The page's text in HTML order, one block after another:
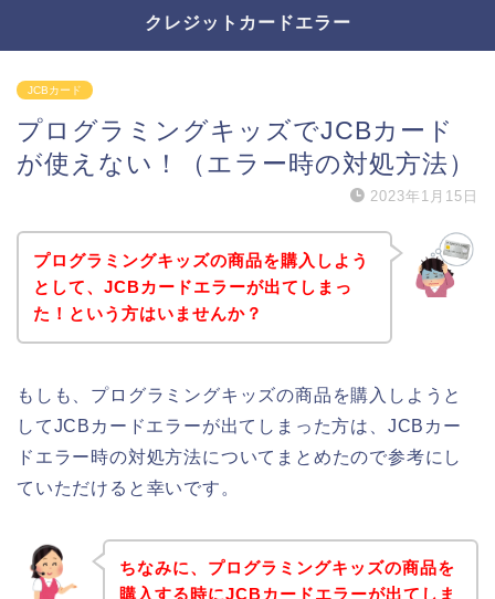
クレジットカードエラー
JCBカード
プログラミングキッズでJCBカード
が使えない！（エラー時の対処方法）
2023年1月15日
プログラミングキッズの商品を購入しよう
として、JCBカードエラーが出てしまっ
た！という方はいませんか？
もしも、プログラミングキッズの商品を購入しようと
してJCBカードエラーが出てしまった方は、JCBカー
ドエラー時の対処方法についてまとめたので参考にし
ていただけると幸いです。
ちなみに、プログラミングキッズの商品を
購入する時にJCBカードエラーが出てしま